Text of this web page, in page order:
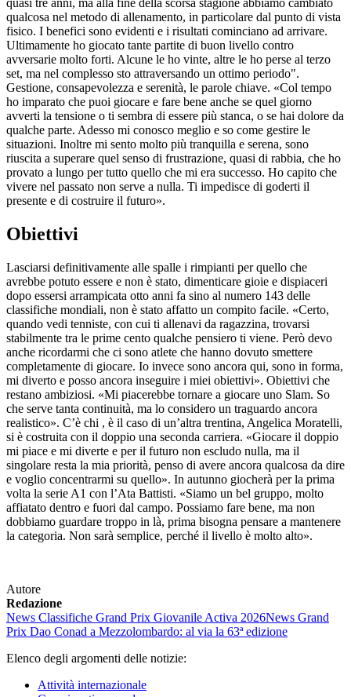
quasi tre anni, ma alla fine della scorsa stagione abbiamo cambiato
qualcosa nel metodo di allenamento, in particolare dal punto di vista
fisico. I benefici sono evidenti e i risultati cominciano ad arrivare.
Ultimamente ho giocato tante partite di buon livello contro
avversarie molto forti. Alcune le ho vinte, altre le ho perse al terzo
set, ma nel complesso sto attraversando un ottimo periodo".
Gestione, consapevolezza e serenità, le parole chiave. «Col tempo
ho imparato che puoi giocare e fare bene anche se quel giorno
avverti la tensione o ti sembra di essere più stanca, o se hai dolore da
qualche parte. Adesso mi conosco meglio e so come gestire le
situazioni. Inoltre mi sento molto più tranquilla e serena, sono
riuscita a superare quel senso di frustrazione, quasi di rabbia, che ho
provato a lungo per tutto quello che mi era successo. Ho capito che
vivere nel passato non serve a nulla. Ti impedisce di goderti il
presente e di costruire il futuro».
Obiettivi
Lasciarsi definitivamente alle spalle i rimpianti per quello che
avrebbe potuto essere e non è stato, dimenticare gioie e dispiaceri
dopo essersi arrampicata otto anni fa sino al numero 143 delle
classifiche mondiali, non è stato affatto un compito facile. «Certo,
quando vedi tenniste, con cui ti allenavi da ragazzina, trovarsi
stabilmente tra le prime cento qualche pensiero ti viene. Però devo
anche ricordarmi che ci sono atlete che hanno dovuto smettere
completamente di giocare. Io invece sono ancora qui, sono in forma,
mi diverto e posso ancora inseguire i miei obiettivi». Obiettivi che
restano ambiziosi. «Mi piacerebbe tornare a giocare uno Slam. So
che serve tanta continuità, ma lo considero un traguardo ancora
realistico». C’è chi , è il caso di un’altra trentina, Angelica Moratelli,
si è costruita con il doppio una seconda carriera. «Giocare il doppio
mi piace e mi diverte e per il futuro non escludo nulla, ma il
singolare resta la mia priorità, penso di avere ancora qualcosa da dire
e voglio concentrarmi su quello». In autunno giocherà per la prima
volta la serie A1 con l’Ata Battisti. «Siamo un bel gruppo, molto
affiatato dentro e fuori dal campo. Possiamo fare bene, ma non
dobbiamo guardare troppo in là, prima bisogna pensare a mantenere
la categoria. Non sarà semplice, perché il livello è molto alto».
Autore
Redazione
News Classifiche Grand Prix Giovanile Activa 2026News Grand
Prix Dao Conad a Mezzolombardo: al via la 63ª edizione
Elenco degli argomenti delle notizie:
Attività internazionale